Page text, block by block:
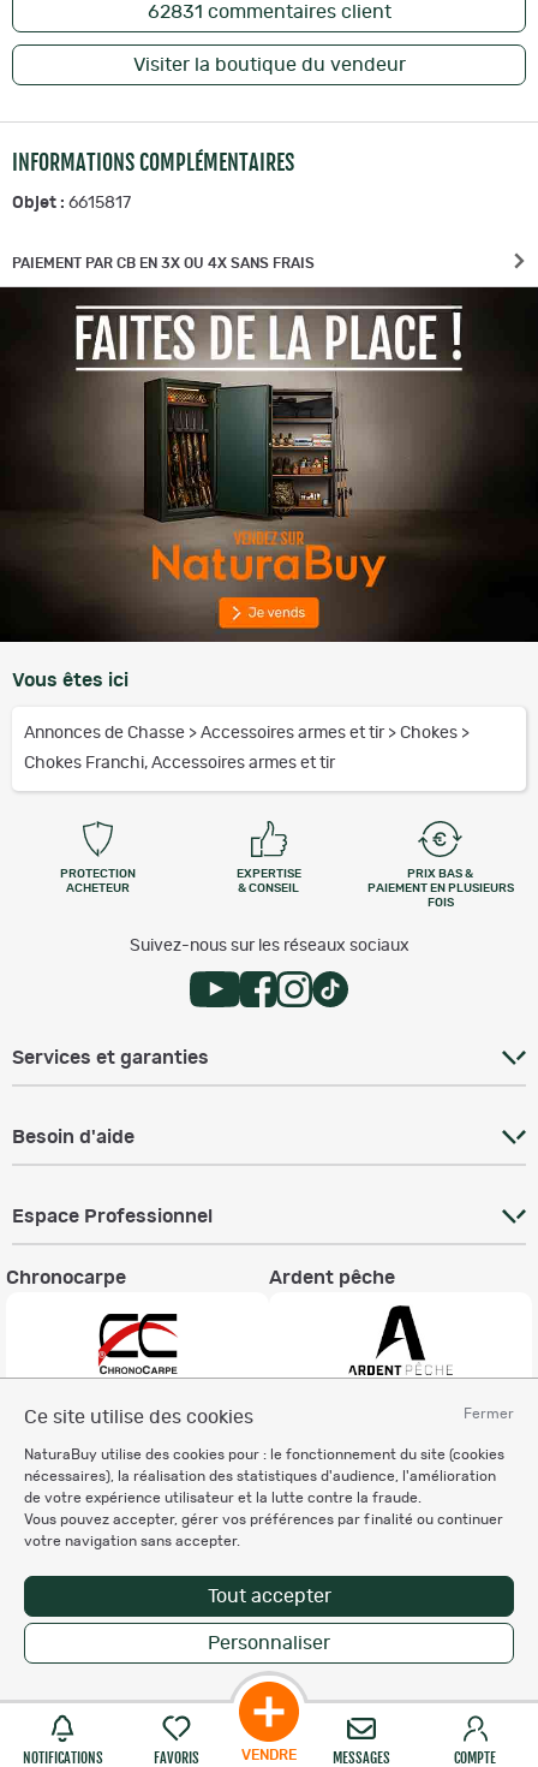
Fermer
Ce site utilise des cookies
NaturaBuy utilise des cookies pour : le fonctionnement du site (cookies
nécessaires), la réalisation des statistiques d'audience, l'amélioration
de votre expérience utilisateur et la lutte contre la fraude.
Vous pouvez accepter, gérer vos préférences par finalité ou continuer
votre navigation sans accepter.
Tout accepter
Personnaliser
NOTIFICATIONS FAVORIS VENDRE MESSAGES COMPTE
62831 commentaires client
Visiter la boutique du vendeur
INFORMATIONS COMPLÉMENTAIRES
Objet : 6615817
PAIEMENT PAR CB EN 3X OU 4X SANS FRAIS
Vous êtes ici
Annonces de Chasse > Accessoires armes et tir > Chokes >
Chokes Franchi, Accessoires armes et tir
PROTECTION
ACHETEUR
EXPERTISE
& CONSEIL
PRIX BAS &
PAIEMENT EN PLUSIEURS
FOIS
Suivez-nous sur les réseaux sociaux
Services et garanties
Besoin d'aide
Espace Professionnel
Chronocarpe Ardent pêche
Charte éthique
Mentions légales
Règlement & Conditions d'utilisation
Politique de protection
des données personnelles
Personnalisation des cookies
Copyright © 2007-2026 NaturaBuy. Tous droits réservés. N°CNIL: 1239459.
Les marques commerciales mentionnées appartiennent à leurs propriétaires
respectifs in 0.069 s
Suggestions de recherche
Site NaturaBuy classique